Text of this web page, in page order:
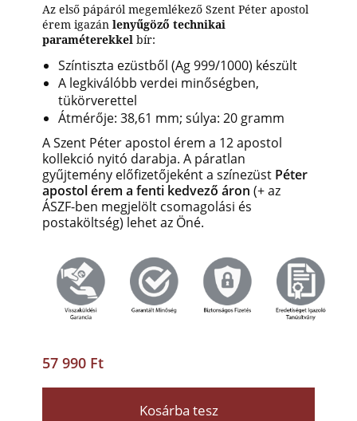
Az első pápáról megemlékező Szent Péter apostol
érem igazán lenyűgöző technikai
paraméterekkel bír:
Színtiszta ezüstből (Ag 999/1000) készült
A legkiválóbb verdei minőségben,
tükörverettel
Átmérője: 38,61 mm; súlya: 20 gramm
A Szent Péter apostol érem a 12 apostol
kollekció nyitó darabja. A páratlan
gyűjtemény előfizetőjeként a színezüst Péter
apostol érem a fenti kedvező áron (+ az
ÁSZF-ben megjelölt csomagolási és
postaköltség) lehet az Öné.
57 990 Ft
Kosárba tesz